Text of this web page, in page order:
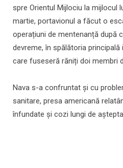
spre Orientul Mijlociu la mijlocul
martie, portavionul a făcut o
operațiuni de mentenanță după
devreme, în spălătoria
care fuseseră răniți doi membri
Nava s-a confruntat și cu
sanitare, presa americană
înfundate și cozi lungi de